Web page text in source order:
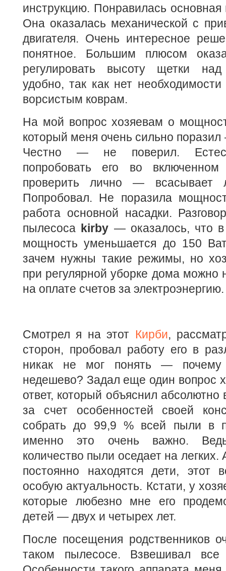
инструкцию. Понравилась
Она оказалась механической с
двигателя. Очень интересное
понятное. Большим плюсом
регулировать высоту щетки
удобно, так как нет
ворсистым коврам.
На мой вопрос хозяевам о
который меня очень сильно
Честно — не поверил.
попробовать его во
проверить лично — всасывает
Попробовал. Не поразила
работа основной насадки.
пылесоса kirby — оказалось, что
мощность уменьшается до 150
зачем нужны такие режимы, но
при регулярной уборке дома можно
на оплате счетов за электроэнергию.
Смотрел я на этот Кирби,
сторон, пробовал работу его в
никак не мог понять — почему
недешево? Задал еще один вопрос
ответ, который объяснил
за счет особенностей своей
собрать до 99,9 % всей пыли в
именно это очень важно.
количество пыли оседает на
постоянно находятся дети, этот
особую актуальность. Кстати, у
которые любезно мне его
детей — двух и четырех лет.
После посещения родственников
таком пылесосе. Взвешивал